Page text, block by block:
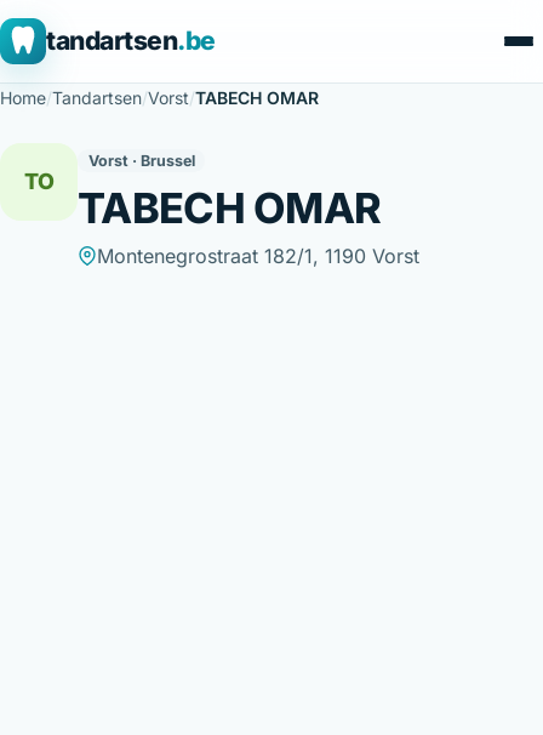
tandartsen.be
Home/Tandartsen/Vorst/TABECH OMAR
TO
Vorst · Brussel
TABECH OMAR
Montenegrostraat 182/1, 1190 Vorst